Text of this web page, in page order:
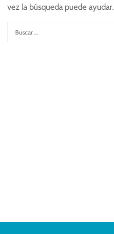
vez la búsqueda puede ayudar.